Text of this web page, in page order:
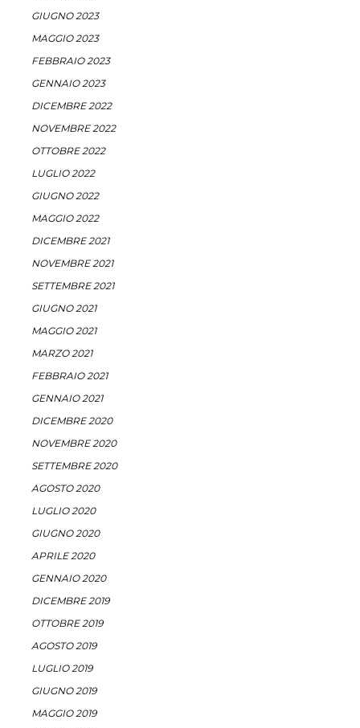
GIUGNO 2023
MAGGIO 2023
FEBBRAIO 2023
GENNAIO 2023
DICEMBRE 2022
NOVEMBRE 2022
OTTOBRE 2022
LUGLIO 2022
GIUGNO 2022
MAGGIO 2022
DICEMBRE 2021
NOVEMBRE 2021
SETTEMBRE 2021
GIUGNO 2021
MAGGIO 2021
MARZO 2021
FEBBRAIO 2021
GENNAIO 2021
DICEMBRE 2020
NOVEMBRE 2020
SETTEMBRE 2020
AGOSTO 2020
LUGLIO 2020
GIUGNO 2020
APRILE 2020
GENNAIO 2020
DICEMBRE 2019
OTTOBRE 2019
AGOSTO 2019
LUGLIO 2019
GIUGNO 2019
MAGGIO 2019